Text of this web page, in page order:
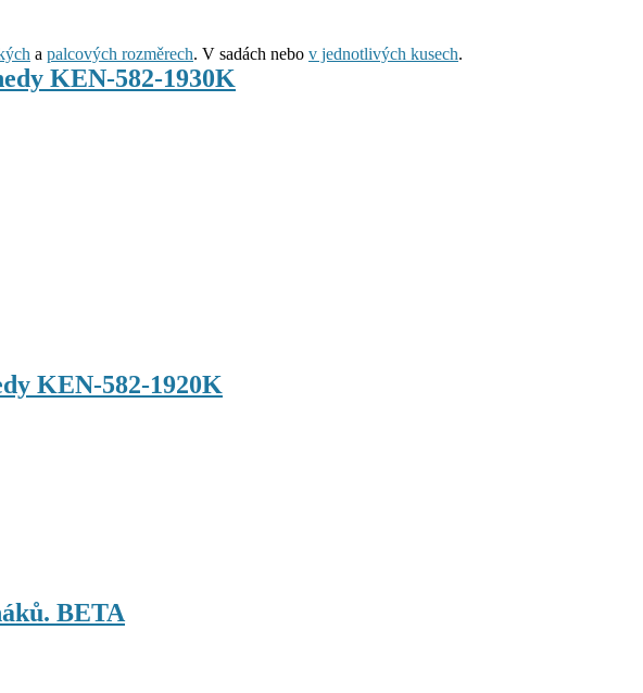
a palcových rozměrech. V sadách nebo v jednotlivých kusech.
KEN-582-1930K
KEN-582-1920K
BETA